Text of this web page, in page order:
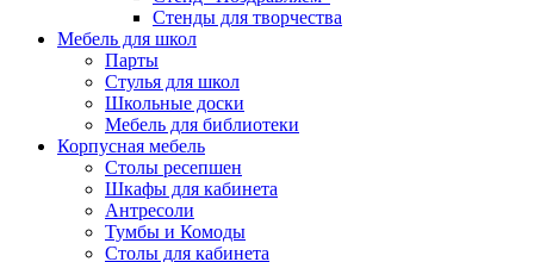
Стенды для творчества
Мебель для школ
Парты
Стулья для школ
Школьные доски
Мебель для библиотеки
Корпусная мебель
Столы ресепшен
Шкафы для кабинета
Антресоли
Тумбы и Комоды
Столы для кабинета